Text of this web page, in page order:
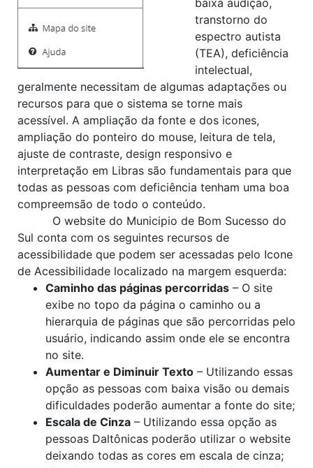
transtorno do
espectro autista
(TEA), deficiência
intelectual,
geralmente necessitam de algumas adaptações ou
recursos para que o sistema se torne mais
acessível. A ampliação da fonte e dos icones,
ampliação do ponteiro do mouse, leitura de tela,
ajuste de contraste, design responsivo e
interpretação em Libras são fundamentais para que
todas as pessoas com deficiência tenham uma boa
compreemsão de todo o conteúdo.
O website do Municipio de Bom Sucesso do
Sul conta com os seguintes recursos de
acessibilidade que podem ser acessadas pelo Icone
de Acessibilidade localizado na margem esquerda:
Caminho das páginas percorridas – O site
exibe no topo da página o caminho ou a
hierarquia de páginas que são percorridas pelo
usuário, indicando assim onde ele se encontra
no site.
Aumentar e Diminuir Texto – Utilizando essas
opção as pessoas com baixa visão ou demais
dificuldades poderão aumentar a fonte do site;
Escala de Cinza – Utilizando essa opção as
pessoas Daltônicas poderão utilizar o website
deixando todas as cores em escala de cinza;